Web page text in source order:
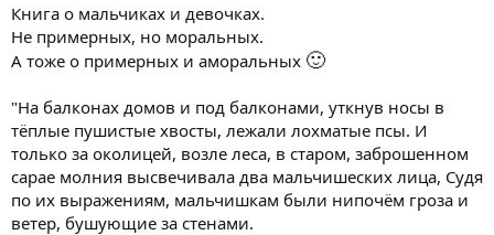
а
Книга о мальчиках и девочках.
Не примерных, но моральных.
А тоже о примерных и аморальных 🙂
"На балконах домов и под балконами, уткнув носы в
тёплые пушистые хвосты, лежали лохматые псы. И
только за околицей, возле леса, в старом, заброшенном
сарае молния высвечивала два мальчишеских лица, Судя
по их выражениям, мальчишкам были нипочём гроза и
ветер, бушующие за стенами.